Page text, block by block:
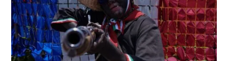
reales
México:
origen
y
cómo
se
celebra